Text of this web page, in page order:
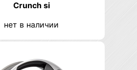
Crunch si
нет в наличии